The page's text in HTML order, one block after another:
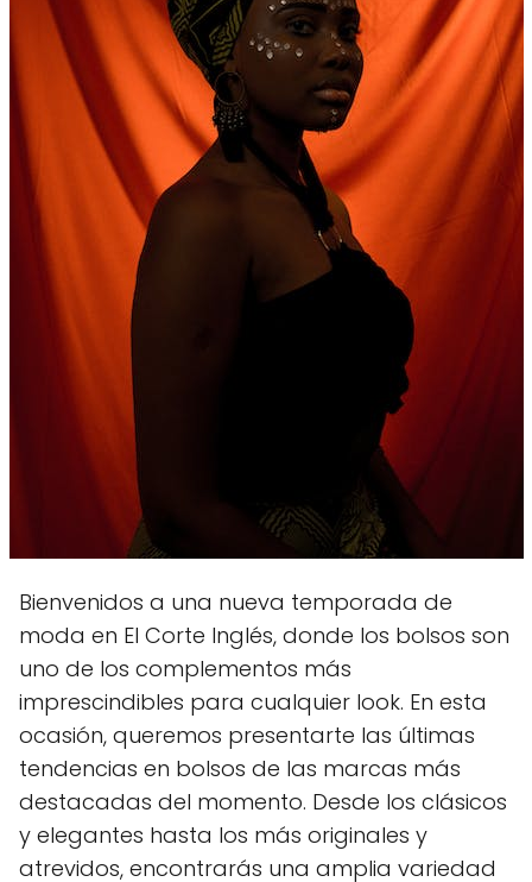
Bienvenidos a una nueva temporada de
moda en El Corte Inglés, donde los bolsos son
uno de los complementos más
imprescindibles para cualquier look. En esta
ocasión, queremos presentarte las últimas
tendencias en bolsos de las marcas más
destacadas del momento. Desde los clásicos
y elegantes hasta los más originales y
atrevidos, encontrarás una amplia variedad